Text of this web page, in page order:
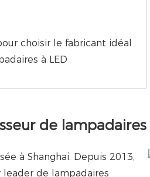
choisir le fabricant idéal
à LED
de
à Shanghai. Depuis 2013,
leader de lampadaires